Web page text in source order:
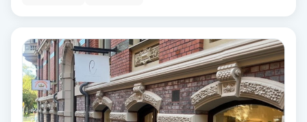
Fransborttagning
Fransfärgning